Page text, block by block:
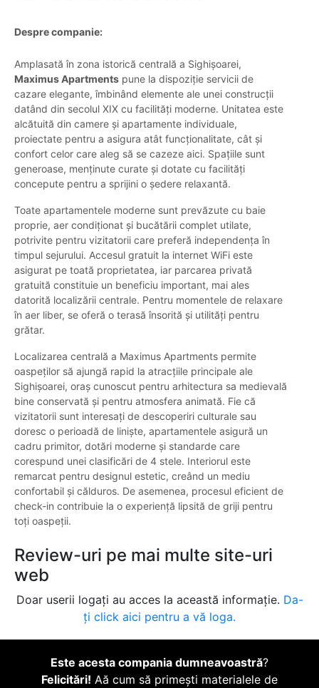
Despre companie:
Amplasată în zona istorică centrală a Sighișoarei,
Maximus Apartments pune la dispoziție servicii de
cazare elegante, îmbinând elemente ale unei construcții
datând din secolul XIX cu facilități moderne. Unitatea este
alcătuită din camere și apartamente individuale,
proiectate pentru a asigura atât funcționalitate, cât și
confort celor care aleg să se cazeze aici. Spațiile sunt
generoase, menținute curate și dotate cu facilități
concepute pentru a sprijini o ședere relaxantă.
Toate apartamentele moderne sunt prevăzute cu baie
proprie, aer condiționat și bucătării complet utilate,
potrivite pentru vizitatorii care preferă independența în
timpul sejurului. Accesul gratuit la internet WiFi este
asigurat pe toată proprietatea, iar parcarea privată
gratuită constituie un beneficiu important, mai ales
datorită localizării centrale. Pentru momentele de relaxare
în aer liber, se oferă o terasă însorită și utilități pentru
grătar.
Localizarea centrală a Maximus Apartments permite
oaspeților să ajungă rapid la atracțiile principale ale
Sighișoarei, oraș cunoscut pentru arhitectura sa medievală
bine conservată și pentru atmosfera animată. Fie că
vizitatorii sunt interesați de descoperiri culturale sau
doresc o perioadă de liniște, apartamentele asigură un
cadru primitor, dotări moderne și standarde care
corespund unei clasificări de 4 stele. Interiorul este
remarcat pentru designul estetic, creând un mediu
confortabil și călduros. De asemenea, procesul eficient de
check-in contribuie la o experiență lipsită de griji pentru
toți oaspeții.
Review-uri pe mai multe site-uri
web
Doar userii logați au acces la această informație. Da-
ți click aici pentru a vă loga.
Este acesta compania dumneavoastră?
Felicitări! Aă cum să primești materialele de